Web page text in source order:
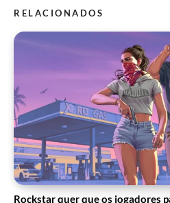
RELACIONADOS
Rockstar quer que os jogadores